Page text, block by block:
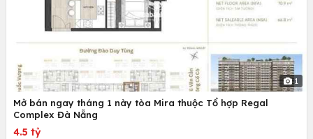
1
Mở bán ngay tháng 1 này tòa Mira thuộc Tổ hợp Regal
Complex Đà Nẵng
4.5 tỷ